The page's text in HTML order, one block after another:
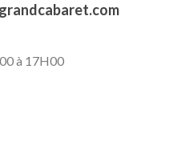
à 17H00